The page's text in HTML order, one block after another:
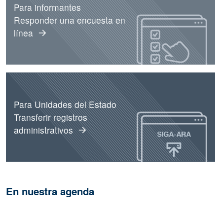
Para informantes
Responder una encuesta en
línea
Para Unidades del Estado
Transferir registros
administrativos
En nuestra agenda